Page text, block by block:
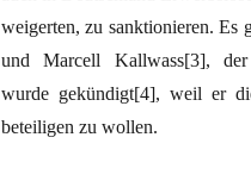
weigerten, zu sanktionieren. Es
und Marcell Kallwass[3],
wurde gekündigt[4], weil er
beteiligen zu wollen.